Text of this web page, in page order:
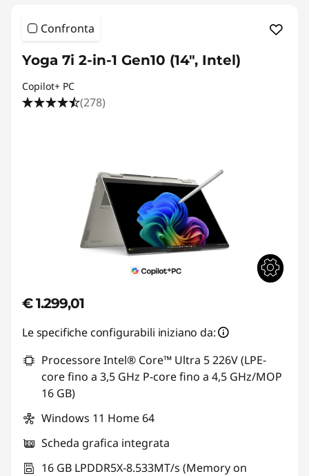
Confronta
Yoga 7i 2-in-1 Gen10 (14", Intel)
Copilot+ PC
(278)
€ 1.299,01
Le specifiche configurabili iniziano da:
Processore Intel® Core™ Ultra 5 226V (LPE-
core fino a 3,5 GHz P-core fino a 4,5 GHz/MOP
16 GB)
Windows 11 Home 64
Scheda grafica integrata
16 GB LPDDR5X-8.533MT/s (Memory on